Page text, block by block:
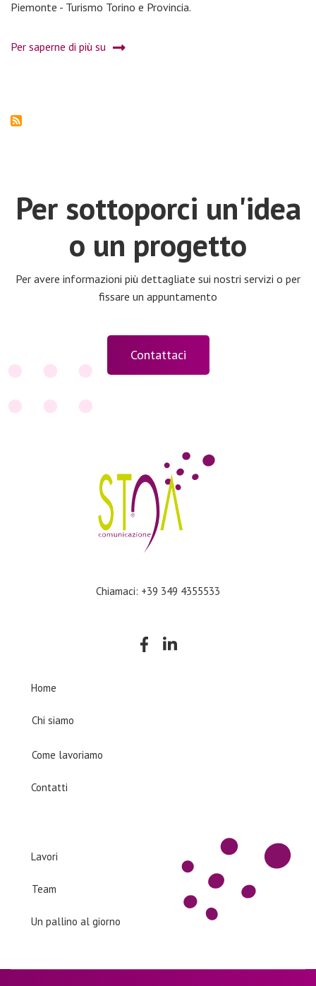
Piemonte - Turismo Torino e Provincia.
Per saperne di più su
Mountainbites
Susa
Per sottoporci un'idea
o un progetto
Per avere informazioni più dettagliate sui nostri servizi o per
fissare un appuntamento
Contattaci
Chiamaci: +39 349 4355533
Home
Chi siamo
Come lavoriamo
Contatti
Lavori
Team
Un pallino al giorno